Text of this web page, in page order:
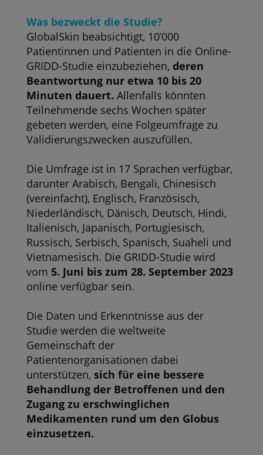
Was bezweckt die Studie?
GlobalSkin beabsichtigt, 10’000
Patientinnen und Patienten in die Online-
GRIDD-Studie einzubeziehen, deren
Beantwortung nur etwa 10 bis 20
Minuten dauert. Allenfalls könnten
Teilnehmende sechs Wochen später
gebeten werden, eine Folgeumfrage zu
Validierungszwecken auszufüllen.
Die Umfrage ist in 17 Sprachen verfügbar,
darunter Arabisch, Bengali, Chinesisch
(vereinfacht), Englisch, Französisch,
Niederländisch, Dänisch, Deutsch, Hindi,
Italienisch, Japanisch, Portugiesisch,
Russisch, Serbisch, Spanisch, Suaheli und
Vietnamesisch. Die GRIDD-Studie wird
vom 5. Juni bis zum 28. September 2023
online verfügbar sein.
Die Daten und Erkenntnisse aus der
Studie werden die weltweite
Gemeinschaft der
Patientenorganisationen dabei
unterstützen, sich für eine bessere
Behandlung der Betroffenen und den
Zugang zu erschwinglichen
Medikamenten rund um den Globus
einzusetzen.